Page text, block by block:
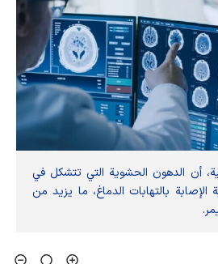
أن الدهون الحشوية التي تتشكل في
بالتهابات الدماغ، ما يزيد من